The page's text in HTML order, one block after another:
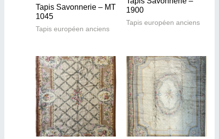
Tapis Savonnerie – MT
1045
Tapis européen anciens
1900
Tapis européen anciens